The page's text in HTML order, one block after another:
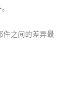
件之间的差异最